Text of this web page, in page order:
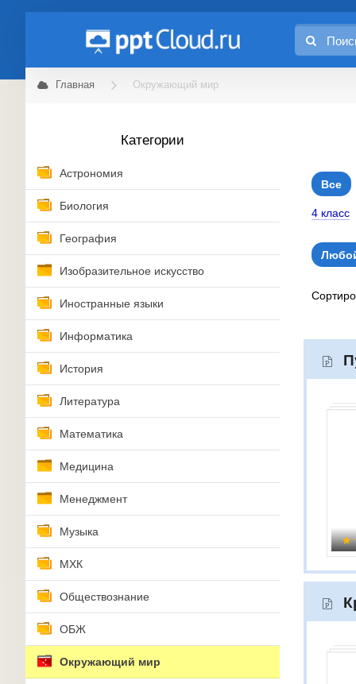
Главная Окружающий мир
Категории
Астрономия
Биология
География
Изобразительное искусство
Иностранные языки
Информатика
История
Литература
Математика
Медицина
Менеджмент
Музыка
МХК
Обществознание
ОБЖ
Окружающий мир
Все
4 класс